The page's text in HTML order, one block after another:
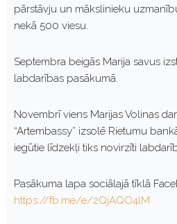
pārstāvju un mākslinieku
nekā 500 viesu.
Septembra beigās Marija savus
labdarības pasākumā.
Novembrī viens Marijas Volinas
“Artembassy” izsolē Rietumu
iegūtie līdzekļi tiks novirzīti
Pasākuma lapa sociālajā tīklā
https://fb.me/e/2QjAQO4lM